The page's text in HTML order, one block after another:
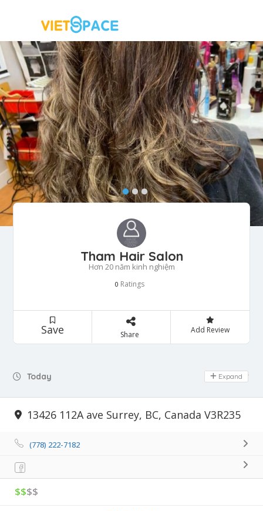
Tham Hair Salon
Hơn 20 năm kinh nghiệm
0 Ratings
Save Share Add Review
Today Day Off
Expand
13426 112A ave Surrey, BC, Canada V3R235
(778) 222-7182
$$$$